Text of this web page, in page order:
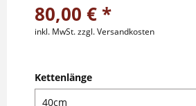
80,00 € *
inkl. MwSt.zzgl. Versandkosten
Kettenlänge